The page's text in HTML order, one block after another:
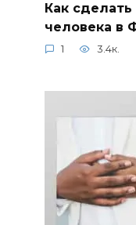
Как
человека в
1 3.4к.